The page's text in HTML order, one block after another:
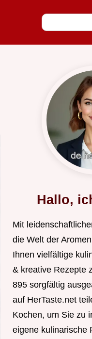
Hallo,
Mit
die Welt der
Ihnen vielfältige
& kreative Rezepte
895 sorgfältig
auf HerTaste.net
Kochen, um Sie zu
eigene kulinarische